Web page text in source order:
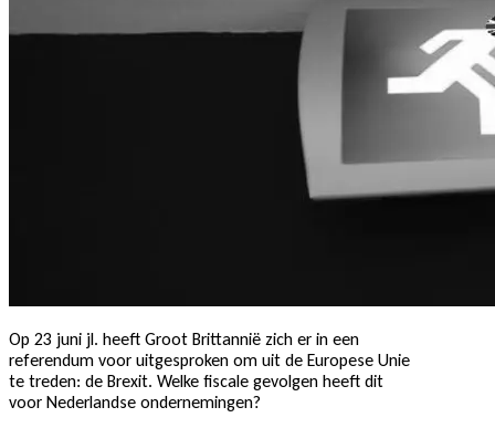
Op 23 juni jl. heeft Groot Brittannië zich er in een
referendum voor uitgesproken om uit de Europese Unie
te treden: de Brexit. Welke fiscale gevolgen heeft dit
voor Nederlandse ondernemingen?